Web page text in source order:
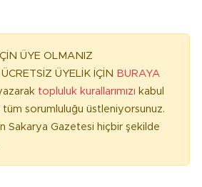
ÜYE OLMANIZ
ÜYELİK İÇİN BURAYA
topluluk kurallarımızı kabul
sorumluluğu üstleniyorsunuz.
Sakarya Gazetesi hiçbir şekilde